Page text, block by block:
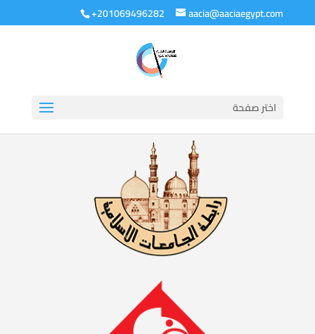
+201069496282 aacia@aaciaegypt.com
اختر صفحة